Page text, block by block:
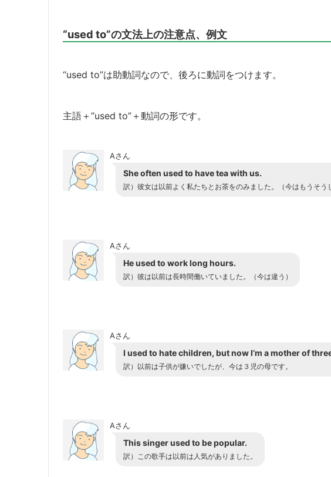
“used to”の文法上の注意点、例文
“used to”は助動詞なので、後ろに動詞をつけます。
主語＋”used to”＋動詞の形です。
Aさん
She often used to have tea with us.
訳） 彼女は以前よく私たちとお茶をのみました。（今はもうそう
Aさん
He used to work long hours.
訳） 彼は以前は長時間働いていました。（今は違う）
Aさん
I used to hate children, but now I’m a mother of
訳） 以前は子供が嫌いでしたが、今は３児の母です。
Aさん
This singer used to be popular.
訳） この歌手は以前は人気がありました。